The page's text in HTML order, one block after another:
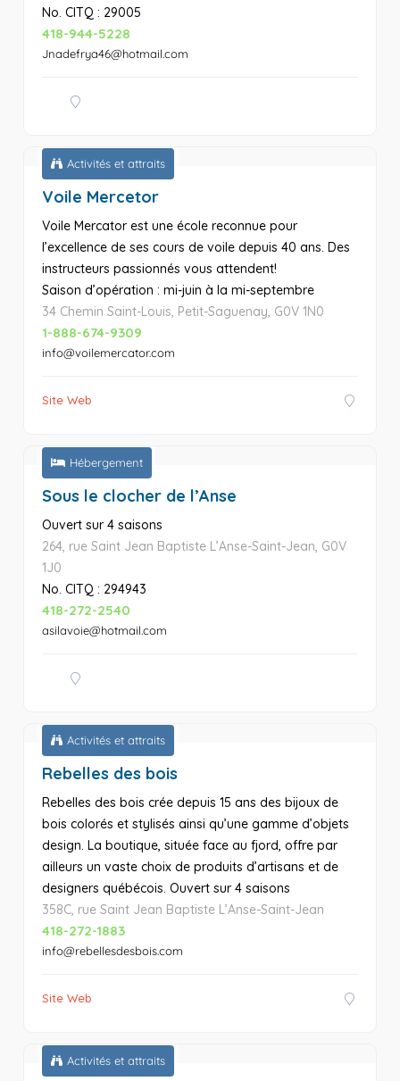
No. CITQ : 29005
418-944-5228
Jnadefrya46@hotmail.com
Activités et attraits
Voile Mercetor
Voile Mercator est une école reconnue pour
l’excellence de ses cours de voile depuis 40 ans. Des
instructeurs passionnés vous attendent!
Saison d’opération : mi-juin à la mi-septembre
34 Chemin Saint-Louis, Petit-Saguenay, G0V 1N0
1-888-674-9309
info@voilemercator.com
Site Web
Hébergement
Sous le clocher de l’Anse
Ouvert sur 4 saisons
264, rue Saint Jean Baptiste L’Anse-Saint-Jean, G0V
1J0
No. CITQ : 294943
418-272-2540
asilavoie@hotmail.com
Activités et attraits
Rebelles des bois
Rebelles des bois crée depuis 15 ans des bijoux de
bois colorés et stylisés ainsi qu’une gamme d’objets
design. La boutique, située face au fjord, offre par
ailleurs un vaste choix de produits d’artisans et de
designers québécois. Ouvert sur 4 saisons
358C, rue Saint Jean Baptiste L’Anse-Saint-Jean
418-272-1883
info@rebellesdesbois.com
Site Web
Activités et attraits